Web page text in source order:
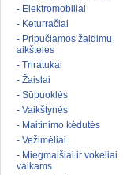
- Elektromobiliai
- Keturračiai
- Pripučiamos žaidimų
aikštelės
- Triratukai
- Žaislai
- Sūpuoklės
- Vaikštynės
- Maitinimo kėdutės
- Vežimėliai
- Miegmaišiai ir vokeliai
vaikams